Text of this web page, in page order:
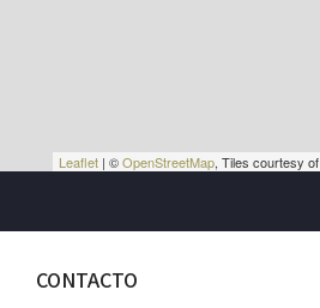
Leaflet | ©OpenStreetMap, Tiles courtesy of
CONTACTO